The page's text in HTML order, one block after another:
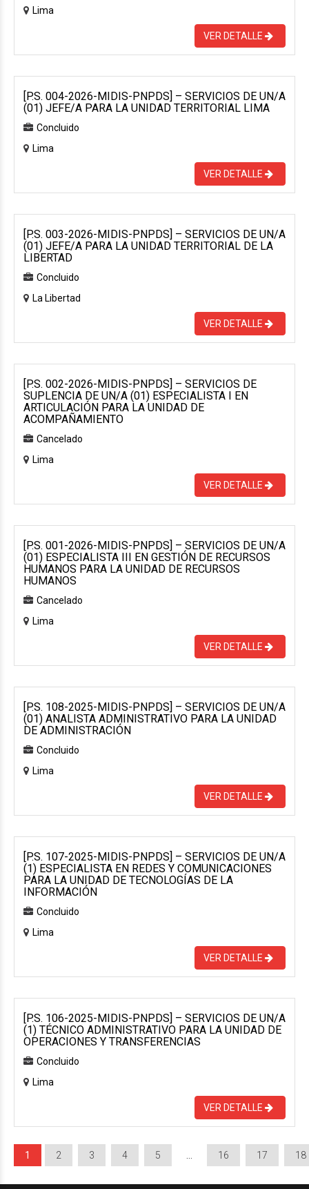
Lima
VER DETALLE
[P.S. 004-2026-MIDIS-PNPDS] – SERVICIOS DE UN/A
(01) JEFE/A PARA LA UNIDAD TERRITORIAL LIMA
Concluido
Lima
VER DETALLE
[P.S. 003-2026-MIDIS-PNPDS] – SERVICIOS DE UN/A
(01) JEFE/A PARA LA UNIDAD TERRITORIAL DE LA
LIBERTAD
Concluido
La Libertad
VER DETALLE
[P.S. 002-2026-MIDIS-PNPDS] – SERVICIOS DE
SUPLENCIA DE UN/A (01) ESPECIALISTA I EN
ARTICULACIÓN PARA LA UNIDAD DE
ACOMPAÑAMIENTO
Cancelado
Lima
VER DETALLE
[P.S. 001-2026-MIDIS-PNPDS] – SERVICIOS DE UN/A
(01) ESPECIALISTA III EN GESTIÓN DE RECURSOS
HUMANOS PARA LA UNIDAD DE RECURSOS
HUMANOS
Cancelado
Lima
VER DETALLE
[P.S. 108-2025-MIDIS-PNPDS] – SERVICIOS DE UN/A
(01) ANALISTA ADMINISTRATIVO PARA LA UNIDAD
DE ADMINISTRACIÓN
Concluido
Lima
VER DETALLE
[P.S. 107-2025-MIDIS-PNPDS] – SERVICIOS DE UN/A
(1) ESPECIALISTA EN REDES Y COMUNICACIONES
PARA LA UNIDAD DE TECNOLOGÍAS DE LA
INFORMACIÓN
Concluido
Lima
VER DETALLE
[P.S. 106-2025-MIDIS-PNPDS] – SERVICIOS DE UN/A
(1) TÉCNICO ADMINISTRATIVO PARA LA UNIDAD DE
OPERACIONES Y TRANSFERENCIAS
Concluido
Lima
VER DETALLE
1 2 3 4 5 16 17 18